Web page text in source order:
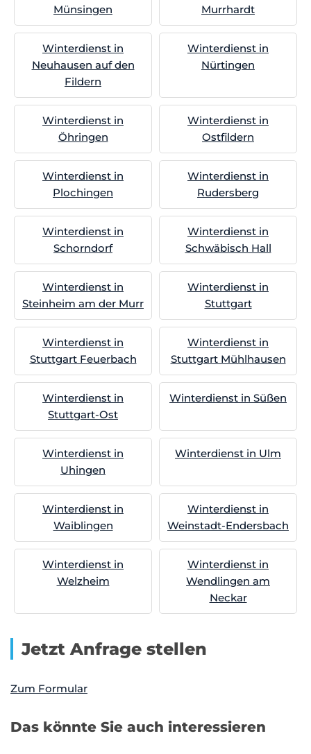
Münsingen
Murrhardt
Winterdienst in
Neuhausen auf den
Fildern
Winterdienst in
Nürtingen
Winterdienst in
Öhringen
Winterdienst in
Ostfildern
Winterdienst in
Plochingen
Winterdienst in
Rudersberg
Winterdienst in
Schorndorf
Winterdienst in
Schwäbisch Hall
Winterdienst in
Steinheim am der Murr
Winterdienst in
Stuttgart
Winterdienst in
Stuttgart Feuerbach
Winterdienst in
Stuttgart Mühlhausen
Winterdienst in
Stuttgart-Ost
Winterdienst in Süßen
Winterdienst in
Uhingen
Winterdienst in Ulm
Winterdienst in
Waiblingen
Winterdienst in
Weinstadt-Endersbach
Winterdienst in
Welzheim
Winterdienst in
Wendlingen am
Neckar
Jetzt Anfrage stellen
Zum Formular
Das könnte Sie auch interessieren